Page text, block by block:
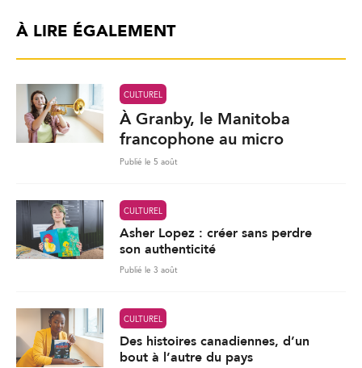
À LIRE ÉGALEMENT
CULTUREL
À Granby, le Manitoba
francophone au micro
Publié le 5 août
CULTUREL
Asher Lopez : créer sans perdre
son authenticité
Publié le 3 août
CULTUREL
Des histoires canadiennes, d’un
bout à l’autre du pays